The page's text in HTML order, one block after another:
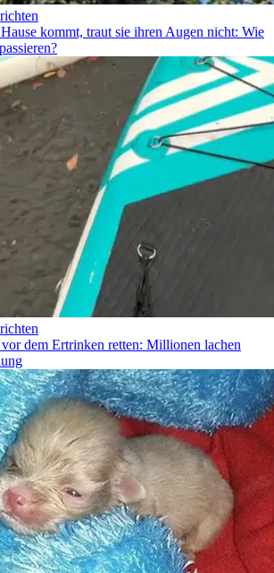
kommt, traut sie ihren Augen nicht: Wie
dem Ertrinken retten: Millionen lachen